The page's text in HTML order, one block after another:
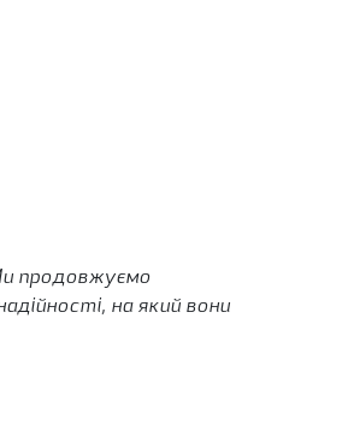
продовжуємо
на який вони